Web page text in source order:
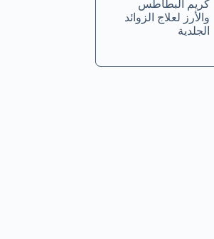
كريم البطاطس
والأرز لعلاج الزوائد
الجلدية